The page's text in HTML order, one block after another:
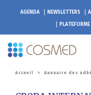
AGENDA NEWSLETTERS
PLATEFORME
Accueil > Annuaire des